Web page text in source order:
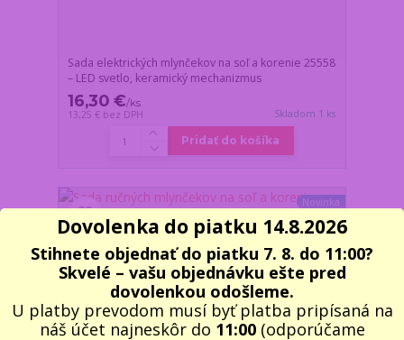
Sada elektrických mlynčekov na soľ a korenie 25558
– LED svetlo, keramický mechanizmus
16,30 €/ks
13,25 € bez DPH Skladom 1 ks
Pridať do košíka
Novinka
Dovolenka do piatku 14.8.2026
Stihnete objednať do piatku 7. 8. do 11:00?
Skvelé – vašu objednávku ešte pred
dovolenkou odošleme.
U platby prevodom musí byť platba pripísaná na
náš účet najneskôr do 11:00(odporúčame